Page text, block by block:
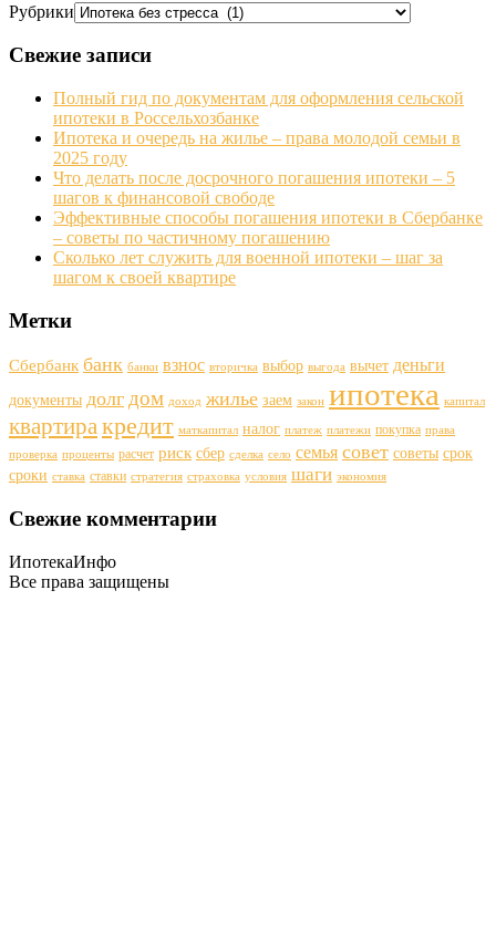
Рубрики
Свежие записи
Полный гид по документам для оформления сельской
ипотеки в Россельхозбанке
Ипотека и очередь на жилье – права молодой семьи в
2025 году
Что делать после досрочного погашения ипотеки – 5
шагов к финансовой свободе
Эффективные способы погашения ипотеки в Сбербанке
– советы по частичному погашению
Сколько лет служить для военной ипотеки – шаг за
шагом к своей квартире
Метки
Сбербанк банк банки взнос вторичка выбор выгода вычет деньги
документы долг дом доход жилье заем закон ипотека капитал
квартиракредит маткапитал налог платеж платежи покупка права
проверка проценты расчет риск сбер сделка село семья совет советы срок
сроки ставка ставки стратегия страховка условия шаги экономия
Свежие комментарии
ИпотекаИнфо
Все права защищены